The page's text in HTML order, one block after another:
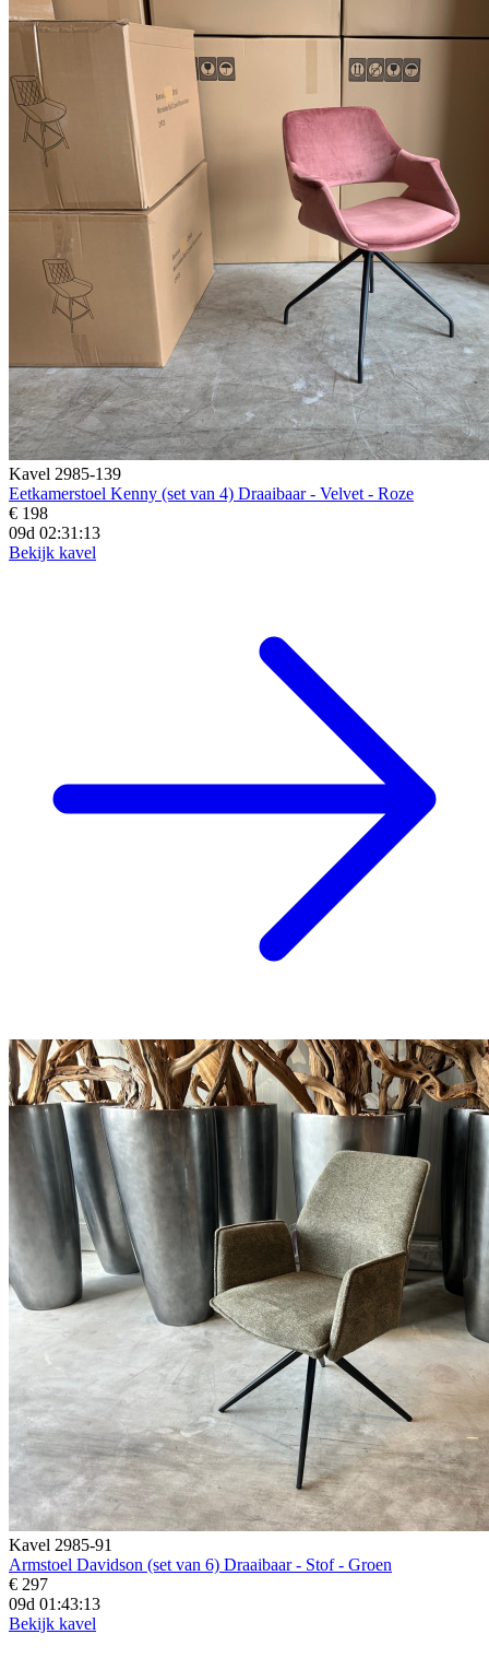
Kavel 2985-139
Eetkamerstoel Kenny (set van 4) Draaibaar - Velvet - Roze
€ 198
09d 02:31:12
Bekijk kavel
Kavel 2985-91
Armstoel Davidson (set van 6) Draaibaar - Stof - Groen
€ 297
09d 01:43:12
Bekijk kavel